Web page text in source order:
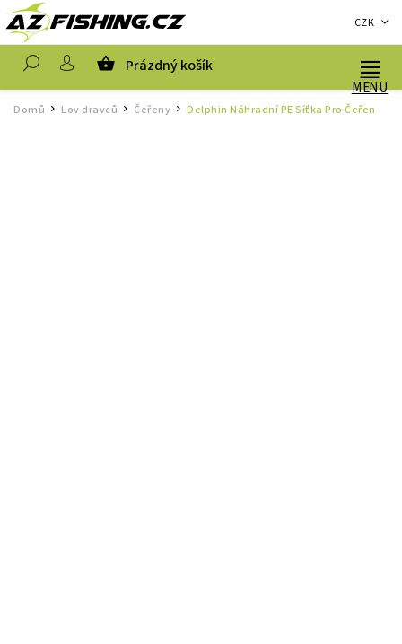
CZK
Prázdný košík
Domů / Lov dravců / Čeřeny / Delphin Náhradní PE Síťka Pro Čeřen